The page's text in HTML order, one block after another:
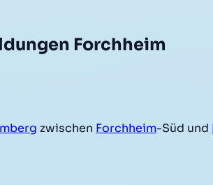
Forchheim
zwischen Forchheim-Süd und